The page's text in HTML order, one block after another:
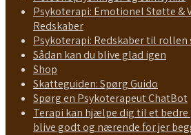
Psykoterapi: Emotionel Støtte &
Redskaber
Psykoterapi: Redskaber til
Sådan kan du blive glad igen
Shop
Skatteguiden: Spørg Guido
Spørg en Psykoterapeut ChatBot
Terapi kan hjælpe dig til et
blive godt og nærende for jer